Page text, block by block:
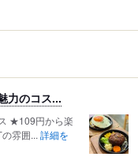
力のコス...
★109円から楽
雰囲... 詳細を